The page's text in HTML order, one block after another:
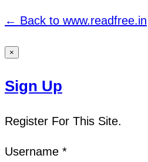
← Back to www.readfree.in
×
Sign Up
Register For This Site.
Username *